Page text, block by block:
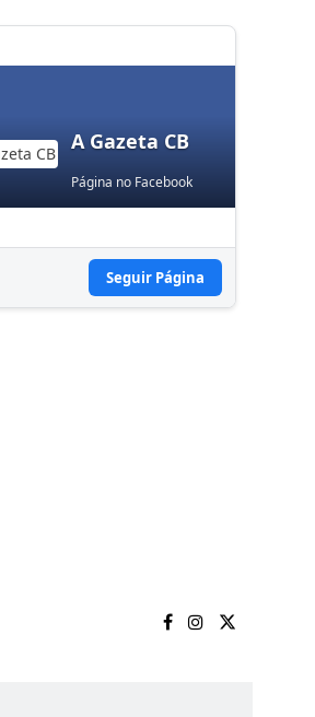
A Gazeta CB
Página no Facebook
Seguir Página